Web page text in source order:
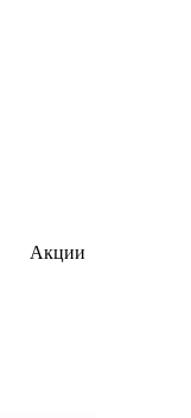
Акции